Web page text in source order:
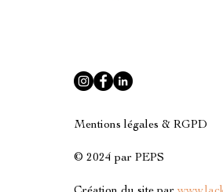
Mentions légales & RGPD
© 2024 par PEPS